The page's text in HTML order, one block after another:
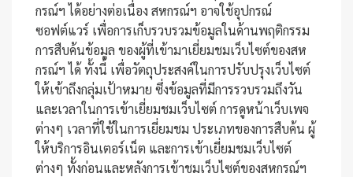
กรณ์ฯ ได้อย่างต่อเนื่อง สหกรณ์ฯ อาจใช้อุปกรณ์
ซอฟต์แวร์ เพื่อการเก็บรวบรวมข้อมูลในด้านพฤติกรรม
การสืบค้นข้อมูล ของผู้ที่เข้ามาเยี่ยมชมเว็บไซต์ของสห
กรณ์ฯ ได้ ทั้งนี้ เพื่อวัตถุประสงค์ในการปรับปรุงเว็บไซต์
ให้เข้าถึงกลุ่มเป้าหมาย ซึ่งข้อมูลที่มีการรวบรวมถึงวัน
และเวลาในการเข้าเยี่ยมชมเว็บไซต์ การดูหน้าเว็บเพจ
ต่างๆ เวลาที่ใช้ในการเยี่ยมชม ประเภทของการสืบค้น ผู้
ให้บริการอินเตอร์เน็ต และการเข้าเยี่ยมชมเว็บไซต์
ต่างๆ ทั้งก่อนและหลังการเข้าชมเว็บไซต์ของสหกรณ์ฯ